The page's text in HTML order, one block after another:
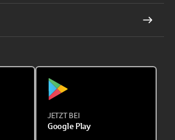
JETZT BEI
Google Play